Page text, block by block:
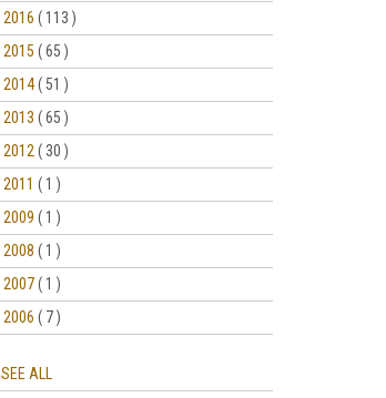
2016 ( 113 )
2015 ( 65 )
2014 ( 51 )
2013 ( 65 )
2012 ( 30 )
2011 ( 1 )
2009 ( 1 )
2008 ( 1 )
2007 ( 1 )
2006 ( 7 )
SEE ALL